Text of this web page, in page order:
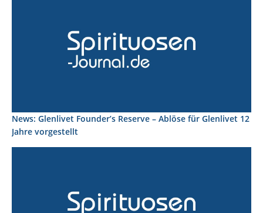
News: Glenlivet Founder’s Reserve – Ablöse für Glenlivet 12
Jahre vorgestellt